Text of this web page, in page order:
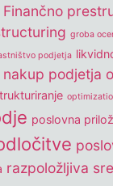
Finančno
groba
podjetja
nakup podjetja
poslovna
razpoložljiva